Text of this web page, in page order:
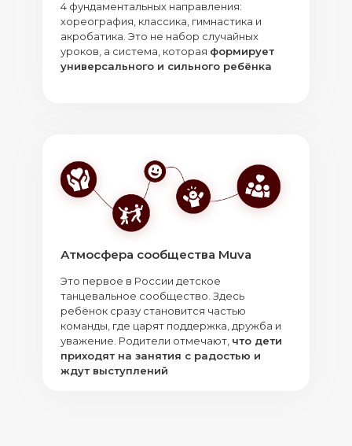
4 фундаментальных направления:
хореография, классика, гимнастика и
акробатика. Это не набор случайных
уроков, а система, которая формирует
универсального и сильного ребёнка
Атмосфера сообщества Muva
Это первое в России детское
танцевальное сообщество. Здесь
ребёнок сразу становится частью
команды, где царят поддержка, дружба и
уважение. Родители отмечают, что дети
приходят на занятия с радостью и
ждут выступлений